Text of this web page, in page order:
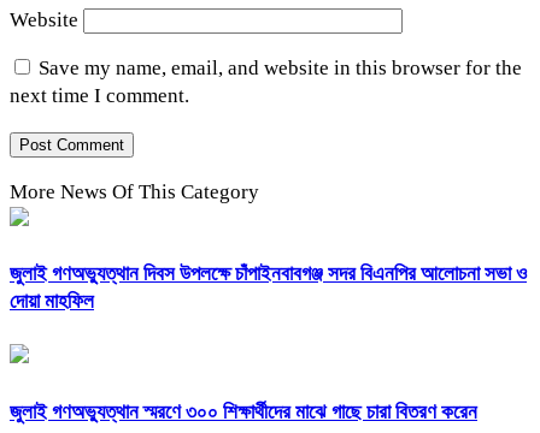
Website
Save my name, email, and website in this browser for the
next time I comment.
More News Of This Category
জুলাই গণঅভ্যুত্থান দিবস উপলক্ষে চাঁপাইনবাবগঞ্জ সদর বিএনপির আলোচনা সভা ও
দোয়া মাহফিল
জুলাই গণঅভ্যুত্থান স্মরণে ৩০০ শিক্ষার্থীদের মাঝে গাছে চারা বিতরণ করেন